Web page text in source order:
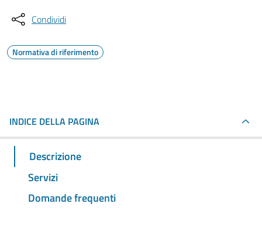
Condividi
Normativa di riferimento
INDICE DELLA PAGINA
Descrizione
Servizi
Domande frequenti